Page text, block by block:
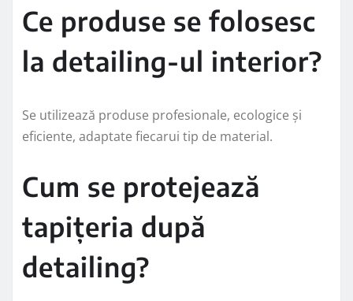
Ce produse se folosesc
la detailing-ul interior?
Se utilizează produse profesionale, ecologice și
eficiente, adaptate fiecarui tip de material.
Cum se protejează
tapițeria după
detailing?